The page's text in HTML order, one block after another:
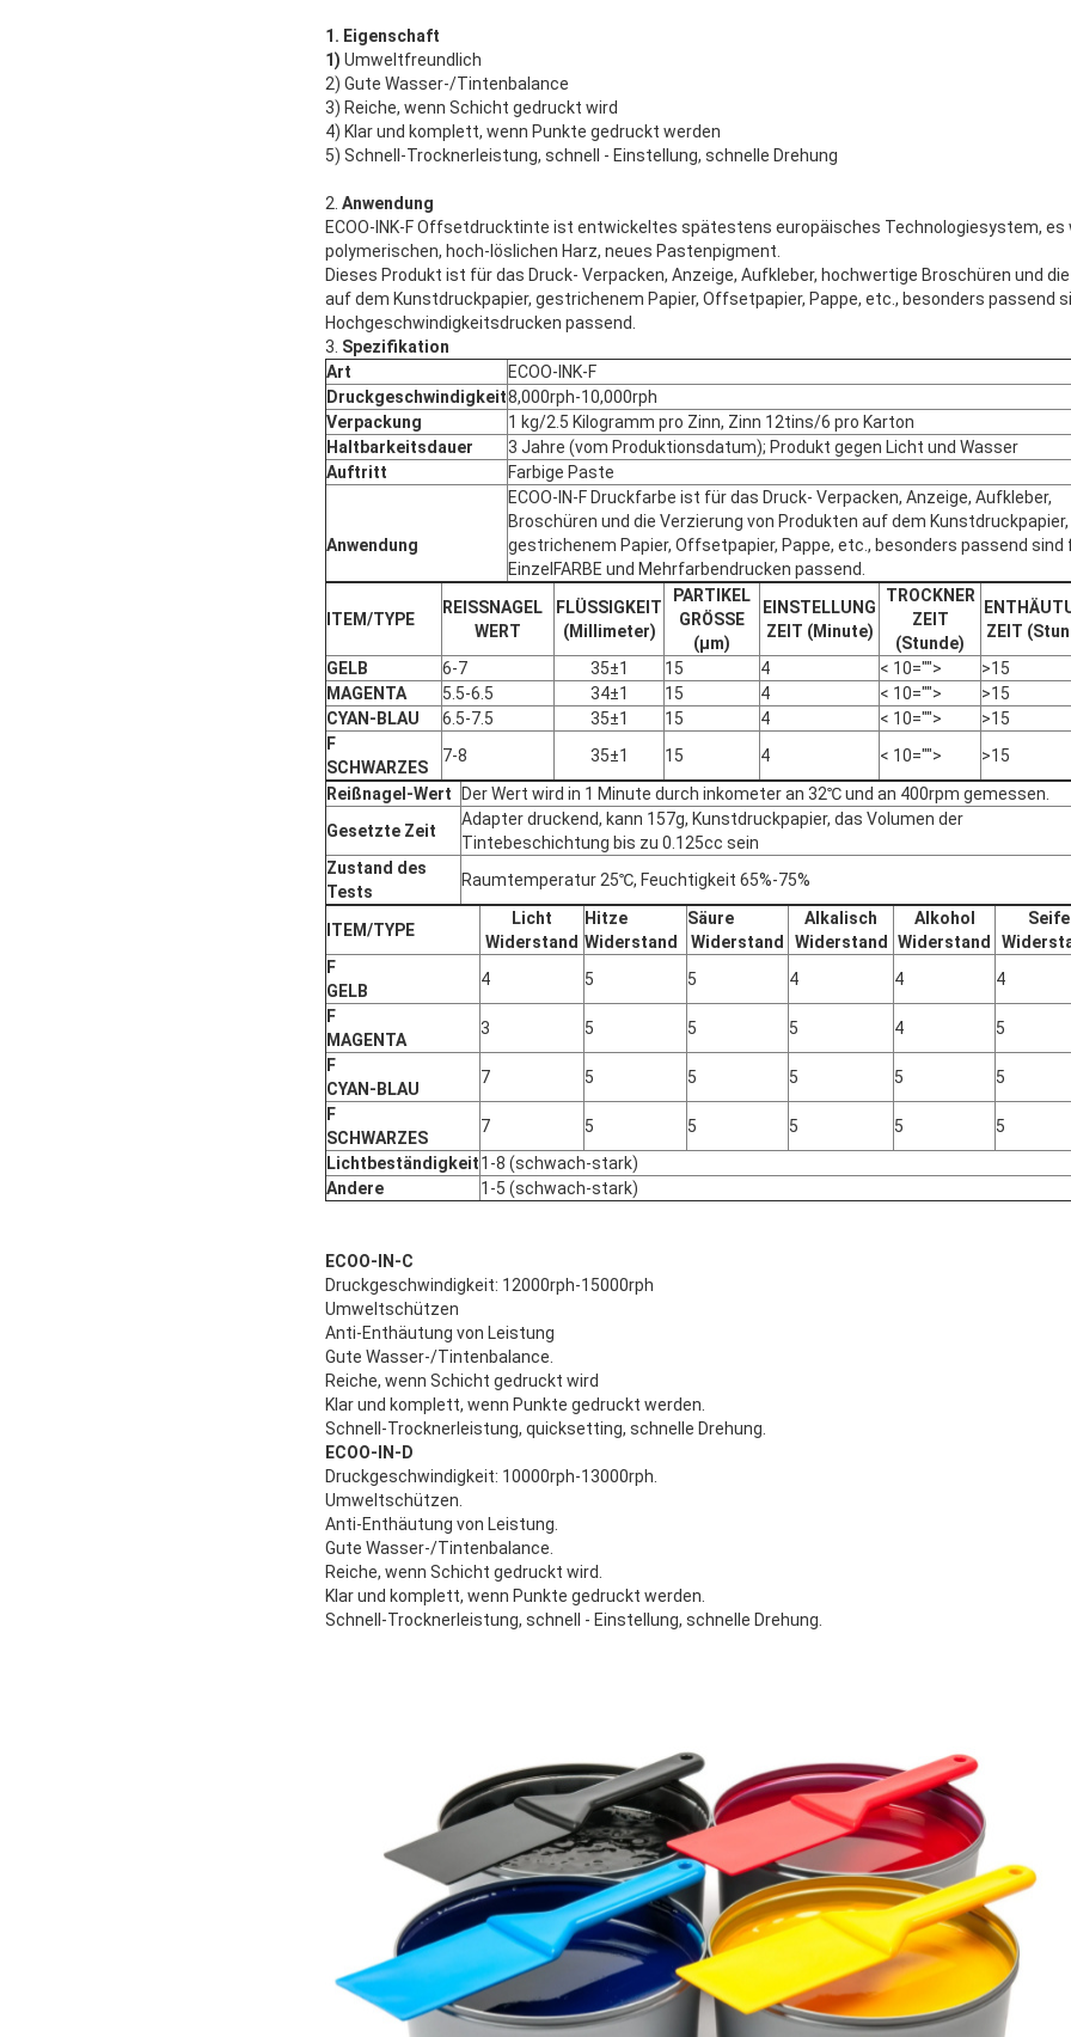
1. Eigenschaft
1) Umweltfreundlich
2) Gute Wasser-/Tintenbalance
3) Reiche, wenn Schicht gedruckt wird
4) Klar und komplett, wenn Punkte gedruckt werden
5) Schnell-Trocknerleistung, schnell - Einstellung, schnelle Drehung
2. Anwendung
ECOO-INK-F Offsetdrucktinte ist entwickeltes spätestens europäisches Technologiesystem,
polymerischen, hoch-löslichen Harz, neues Pastenpigment.
Dieses Produkt ist für das Druck- Verpacken, Anzeige, Aufkleber, hochwertige Broschüren und
auf dem Kunstdruckpapier, gestrichenem Papier, Offsetpapier, Pappe, etc., besonders passend
Hochgeschwindigkeitsdrucken passend.
3. Spezifikation
Art
ECOO-INK-F
Druckgeschwindigkeit8,000rph-10,000rph
Verpackung
1 kg/2.5 Kilogramm pro Zinn, Zinn 12tins/6 pro Karton
Haltbarkeitsdauer
3 Jahre (vom Produktionsdatum); Produkt gegen Licht und Wasser
Auftritt
Farbige Paste
Anwendung
ECOO-IN-F Druckfarbe ist für das Druck- Verpacken, Anzeige, Aufkleber,
Broschüren und die Verzierung von Produkten auf dem Kunstdruckpapier,
gestrichenem Papier, Offsetpapier, Pappe, etc., besonders passend sind
EinzelFARBE und Mehrfarbendrucken passend.
ITEM/TYPE
REISSNAGEL
WERT
FLÜSSIGKEIT
(Millimeter)
PARTIKEL
GRÖSSE
(μm)
EINSTELLUNG
ZEIT (Minute)
TROCKNER
ZEIT
(Stunde)
ZEIT
GELB
6-7 35±1 15 4 < 10="">
>15
MAGENTA
5.5-6.5 34±1 15 4 < 10="">
>15
CYAN-BLAU
6.5-7.5 35±1 15 4 < 10="">
>15
F
SCHWARZES
7-8 35±1 15 4 < 10="">
>15
Reißnagel-Wert
Der Wert wird in 1 Minute durch inkometer an 32℃ und an 400rpm gemessen.
Gesetzte Zeit
Adapter druckend, kann 157g, Kunstdruckpapier, das Volumen der
Tintebeschichtung bis zu 0.125cc sein
Zustand des
Tests
Raumtemperatur 25℃, Feuchtigkeit 65%-75%
ITEM/TYPE
Licht
Widerstand
Hitze
Widerstand
Säure
Widerstand
Alkalisch
Widerstand
Alkohol
Widerstand
Seife
F
GELB
4 5 5 4 4
4
F
MAGENTA
3 5 5 5 4
5
F
CYAN-BLAU
7 5 5 5 5
5
F
SCHWARZES
7 5 5 5 5
5
Lichtbeständigkeit1-8 (schwach-stark)
Andere
1-5 (schwach-stark)
ECOO-IN-C
Druckgeschwindigkeit: 12000rph-15000rph
Umweltschützen
Anti-Enthäutung von Leistung
Gute Wasser-/Tintenbalance.
Reiche, wenn Schicht gedruckt wird
Klar und komplett, wenn Punkte gedruckt werden.
Schnell-Trocknerleistung, quicksetting, schnelle Drehung.
ECOO-IN-D
Druckgeschwindigkeit: 10000rph-13000rph.
Umweltschützen.
Anti-Enthäutung von Leistung.
Gute Wasser-/Tintenbalance.
Reiche, wenn Schicht gedruckt wird.
Klar und komplett, wenn Punkte gedruckt werden.
Schnell-Trocknerleistung, schnell - Einstellung, schnelle Drehung.